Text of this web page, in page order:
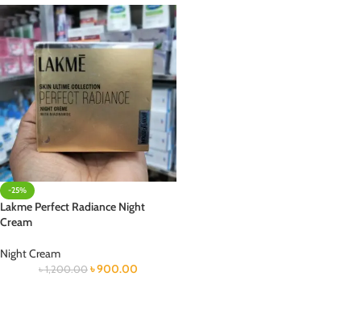
-25%
Lakme Perfect Radiance Night
Cream
Night Cream
৳1,200.00 ৳900.00